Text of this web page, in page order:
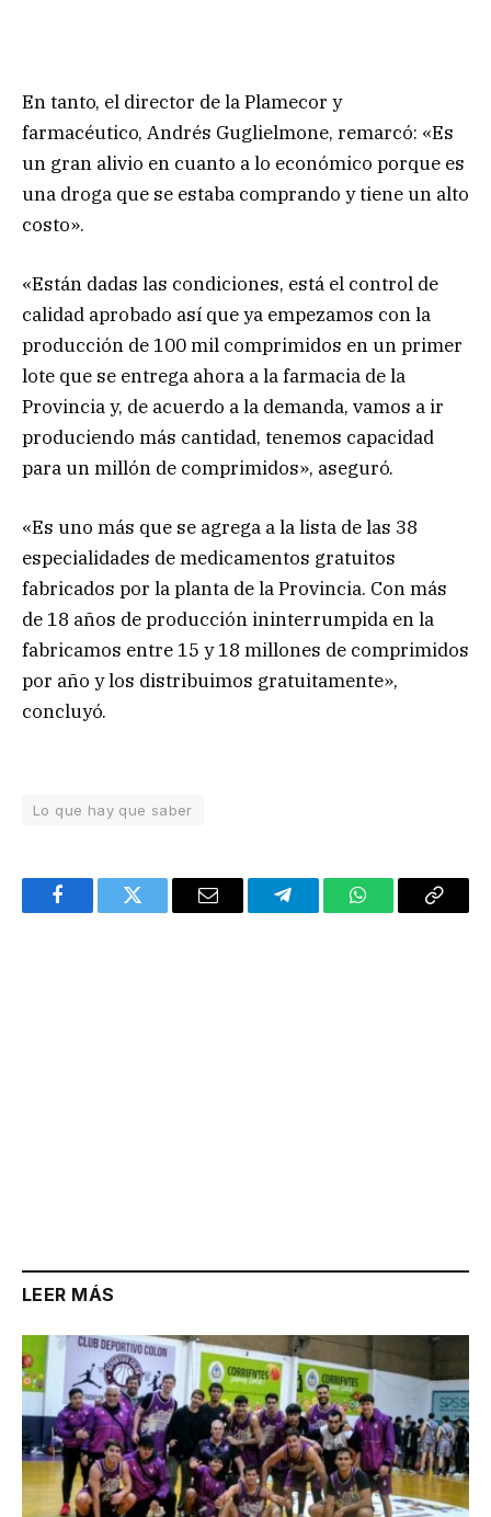
En tanto, el director de la Plamecor y
farmacéutico, Andrés Guglielmone, remarcó: «Es
un gran alivio en cuanto a lo económico porque es
una droga que se estaba comprando y tiene un alto
costo».
«Están dadas las condiciones, está el control de
calidad aprobado así que ya empezamos con la
producción de 100 mil comprimidos en un primer
lote que se entrega ahora a la farmacia de la
Provincia y, de acuerdo a la demanda, vamos a ir
produciendo más cantidad, tenemos capacidad
para un millón de comprimidos», aseguró.
«Es uno más que se agrega a la lista de las 38
especialidades de medicamentos gratuitos
fabricados por la planta de la Provincia. Con más
de 18 años de producción ininterrumpida en la
fabricamos entre 15 y 18 millones de comprimidos
por año y los distribuimos gratuitamente»,
concluyó.
Lo que hay que saber
FacebookTwitter Email TelegramWhatsAppCopy
LEER MÁS